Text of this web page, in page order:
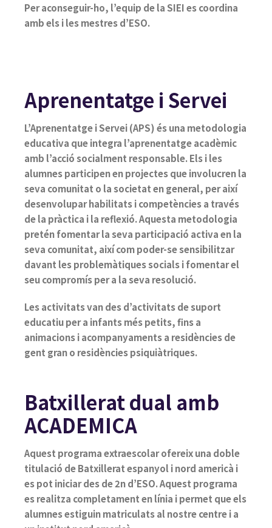
Per aconseguir-ho, l’equip de la SIEI es coordina
amb els i les mestres d’ESO.
Aprenentatge i Servei
L’Aprenentatge i Servei (APS) és una metodologia
educativa que integra l’aprenentatge acadèmic
amb l’acció socialment responsable. Els i les
alumnes participen en projectes que involucren la
seva comunitat o la societat en general, per així
desenvolupar habilitats i competències a través
de la pràctica i la reflexió. Aquesta metodologia
pretén fomentar la seva participació activa en la
seva comunitat, així com poder-se sensibilitzar
davant les problemàtiques socials i fomentar el
seu compromís per a la seva resolució.
Les activitats van des d’activitats de suport
educatiu per a infants més petits, fins a
animacions i acompanyaments a residències de
gent gran o residències psiquiàtriques.
Batxillerat dual amb
ACADEMICA
Aquest programa extraescolar ofereix una doble
titulació de Batxillerat espanyol i nord americà i
es pot iniciar des de 2n d’ESO. Aquest programa
es realitza completament en línia i permet que els
alumnes estiguin matriculats al nostre centre i a